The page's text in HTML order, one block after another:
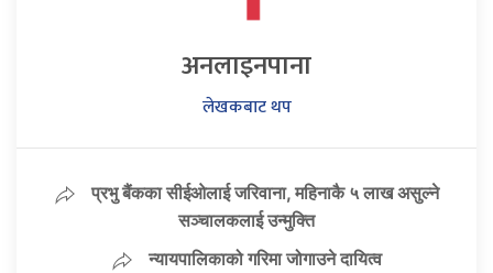
अनलाइनपाना
लेखकबाट थप
प्रभु बैंकका सीईओलाई जरिवाना, महिनाकै ५ लाख असुल्ने
सञ्चालकलाई उन्मुक्ति
न्यायपालिकाको गरिमा जोगाउने दायित्व